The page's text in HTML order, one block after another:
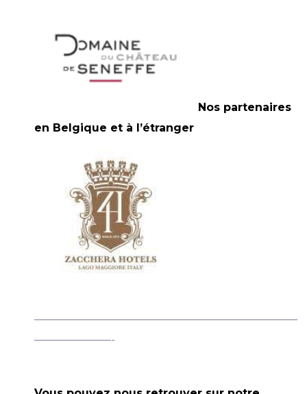
Nos partenaires
en Belgique et à l’étranger
————————————————————————
———————-